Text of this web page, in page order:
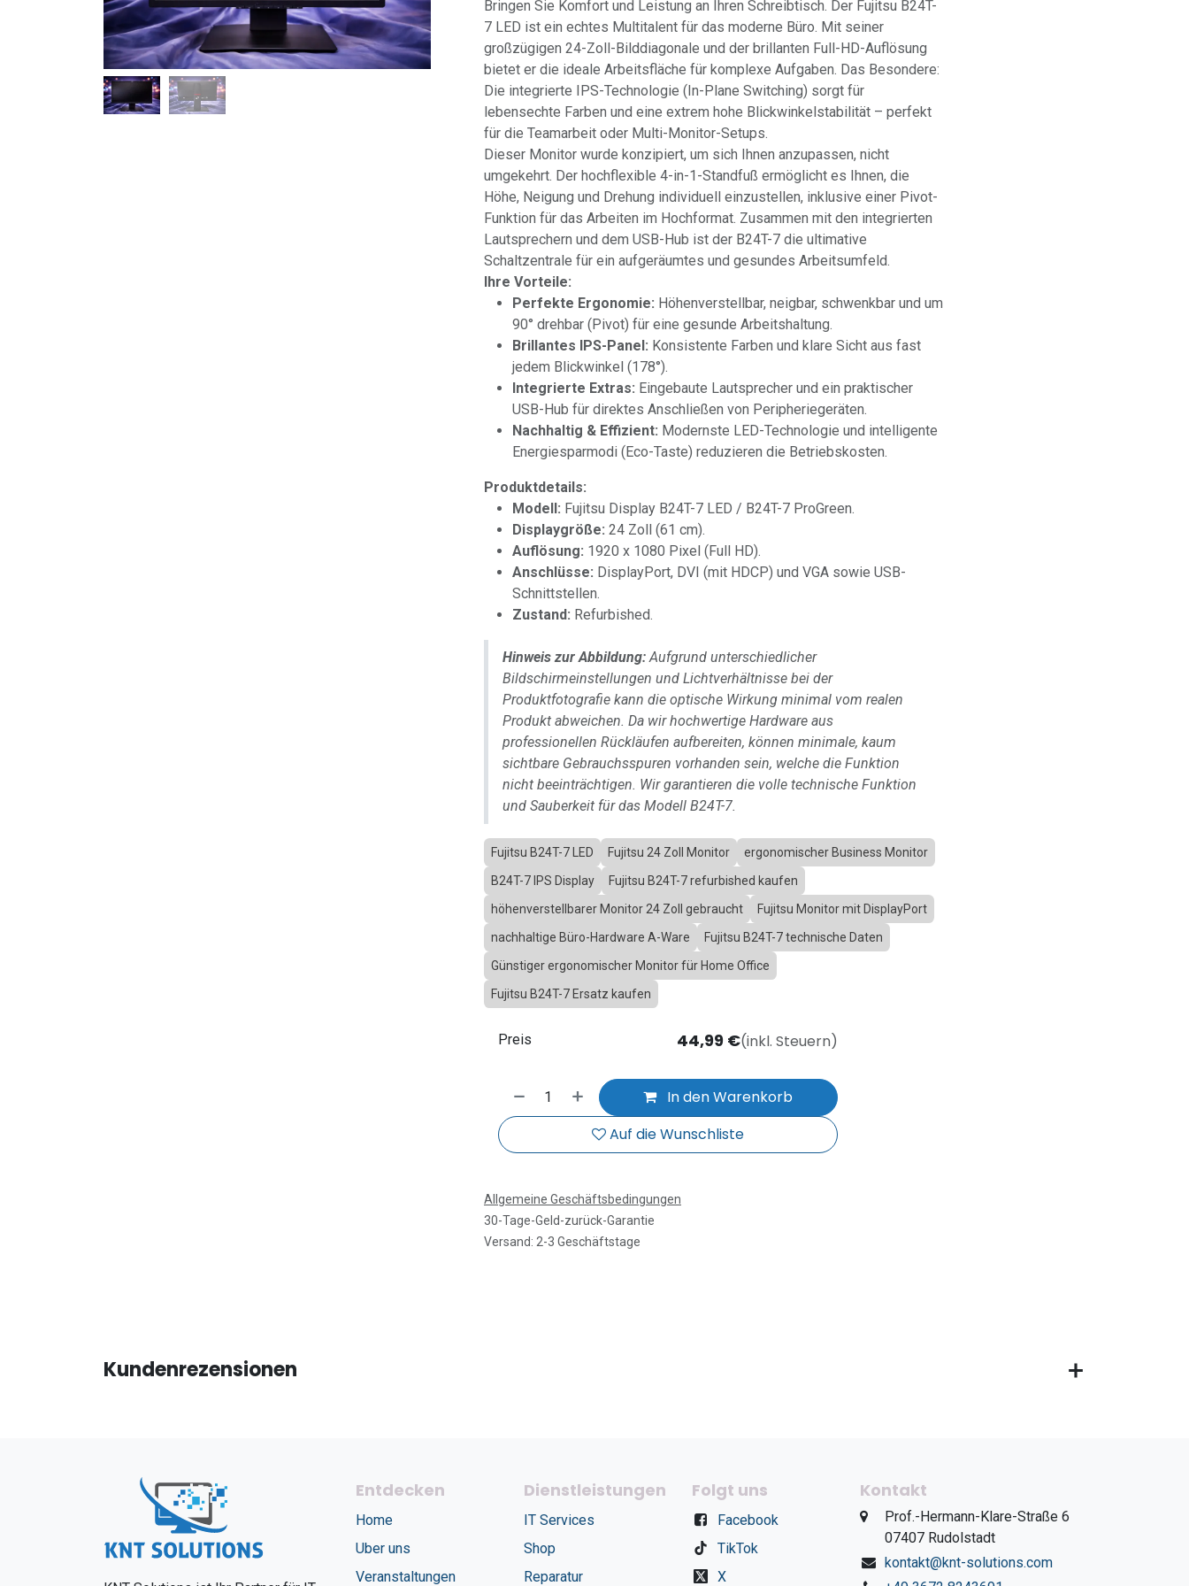
Bringen Sie Komfort und Leistung an Ihren Schreibtisch. Der Fujitsu B24T-
7 LED ist ein echtes Multitalent für das moderne Büro. Mit seiner
großzügigen 24-Zoll-Bilddiagonale und der brillanten Full-HD-Auflösung
bietet er die ideale Arbeitsfläche für komplexe Aufgaben. Das Besondere:
Die integrierte IPS-Technologie (In-Plane Switching) sorgt für
lebensechte Farben und eine extrem hohe Blickwinkelstabilität – perfekt
für die Teamarbeit oder Multi-Monitor-Setups.
Dieser Monitor wurde konzipiert, um sich Ihnen anzupassen, nicht
umgekehrt. Der hochflexible 4-in-1-Standfuß ermöglicht es Ihnen, die
Höhe, Neigung und Drehung individuell einzustellen, inklusive einer Pivot-
Funktion für das Arbeiten im Hochformat. Zusammen mit den integrierten
Lautsprechern und dem USB-Hub ist der B24T-7 die ultimative
Schaltzentrale für ein aufgeräumtes und gesundes Arbeitsumfeld.
Ihre Vorteile:
Perfekte Ergonomie: Höhenverstellbar, neigbar, schwenkbar und um
90° drehbar (Pivot) für eine gesunde Arbeitshaltung.
Brillantes IPS-Panel: Konsistente Farben und klare Sicht aus fast
jedem Blickwinkel (178°).
Integrierte Extras: Eingebaute Lautsprecher und ein praktischer
USB-Hub für direktes Anschließen von Peripheriegeräten.
Nachhaltig & Effizient: Modernste LED-Technologie und intelligente
Energiesparmodi (Eco-Taste) reduzieren die Betriebskosten.
Produktdetails:
Modell: Fujitsu Display B24T-7 LED / B24T-7 ProGreen.
Displaygröße: 24 Zoll (61 cm).
Auflösung: 1920 x 1080 Pixel (Full HD).
Anschlüsse: DisplayPort, DVI (mit HDCP) und VGA sowie USB-
Schnittstellen.
Zustand: Refurbished.
Hinweis zur Abbildung:Aufgrund unterschiedlicher
Bildschirmeinstellungen und Lichtverhältnisse bei der
Produktfotografie kann die optische Wirkung minimal vom realen
Produkt abweichen. Da wir hochwertige Hardware aus
professionellen Rückläufen aufbereiten, können minimale, kaum
sichtbare Gebrauchsspuren vorhanden sein, welche die Funktion
nicht beeinträchtigen. Wir garantieren die volle technische Funktion
und Sauberkeit für das Modell B24T-7.
Fujitsu B24T-7 LED Fujitsu 24 Zoll Monitor
ergonomischer Business Monitor
B24T-7 IPS Display
Fujitsu B24T-7 refurbished kaufen
höhenverstellbarer Monitor 24 Zoll gebraucht
Fujitsu Monitor mit DisplayPort
nachhaltige Büro-Hardware A-Ware
Fujitsu B24T-7 technische Daten
Günstiger ergonomischer Monitor für Home Office
Fujitsu B24T-7 Ersatz kaufen
In den Warenkorb
Auf die Wunschliste
Preis 44,99€(inkl. Steuern)
Allgemeine Geschäftsbedingungen
30-Tage-Geld-zurück-Garantie
Versand: 2-3 Geschäftstage
Kundenrezensionen
Entdecken
Home
Uber uns
Veranstaltungen
Dienstleistungen
IT Services
Shop
Reparatur
Folgt uns
Facebook
TikTok
X
Kontakt
​Prof.-Hermann-Klare-Straße 6
​07407 Rudolstadt
kontakt@knt-solutions.com